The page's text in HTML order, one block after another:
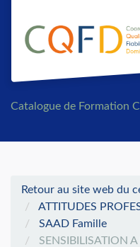
Catalogue de Formation
Retour au site web du
ATTITUDES
SAAD Famille
SENSIBILISATION